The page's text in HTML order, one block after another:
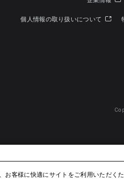
個人情報の取り扱いについて
お客様に快適にサイトをご利用いただく